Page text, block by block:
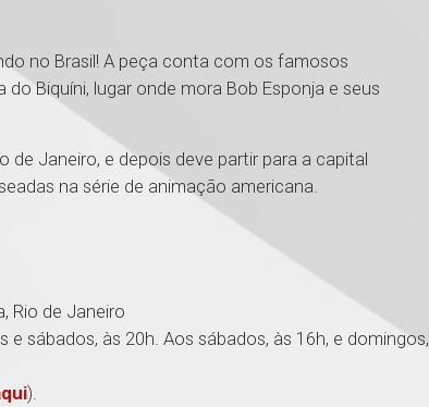
no Brasil! A peça conta com os famosos
Biquíni, lugar onde mora Bob Esponja e seus
de Janeiro, e depois deve partir para a capital
na série de animação americana.
Rio de Janeiro
e sábados, às 20h. Aos sábados, às 16h, e domingos,
).